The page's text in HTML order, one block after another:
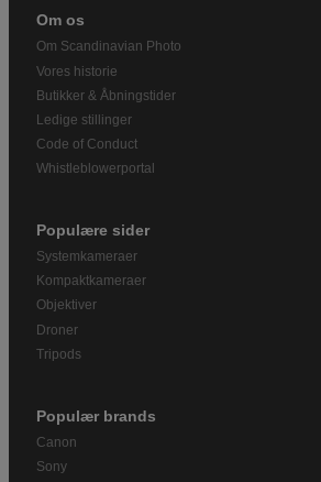
Om os
Om Scandinavian Photo
Vores historie
Butikker & Åbningstider
Ledige stillinger
Code of Conduct
Whistleblowerportal
Populære sider
Systemkameraer
Kompaktkameraer
Objektiver
Droner
Tripods
Populær brands
Canon
Sony